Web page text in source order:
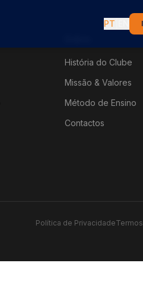
PT
História do Clube
Missão & Valores
Método de Ensino
Contactos
Política de Privacidade